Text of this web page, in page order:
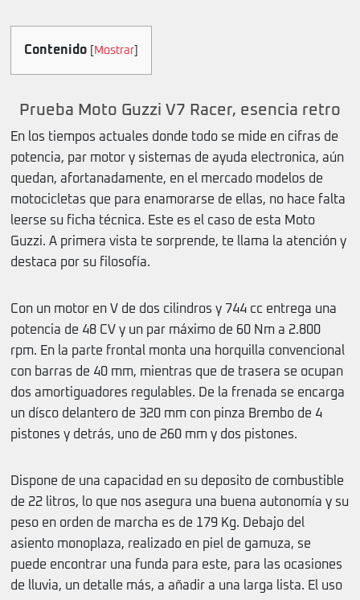
Contenido Mostrar
Prueba Moto Guzzi V7 Racer, esencia retro
En los tiempos actuales donde todo se mide en cifras de
potencia, par motor y sistemas de ayuda electronica, aún
quedan, afortanadamente, en el mercado modelos de
motocicletas que para enamorarse de ellas, no hace falta
leerse su ficha técnica. Este es el caso de esta Moto
Guzzi. A primera vista te sorprende, te llama la atención y
destaca por su filosofía.
Con un motor en V de dos cilindros y 744 cc entrega una
potencia de 48 CV y un par máximo de 60 Nm a 2.800
rpm. En la parte frontal monta una horquilla convencional
con barras de 40 mm, mientras que de trasera se ocupan
dos amortiguadores regulables. De la frenada se encarga
un dísco delantero de 320 mm con pinza Brembo de 4
pistones y detrás, uno de 260 mm y dos pistones.
Dispone de una capacidad en su deposito de combustible
de 22 litros, lo que nos asegura una buena autonomía y su
peso en orden de marcha es de 179 Kg. Debajo del
asiento monoplaza, realizado en piel de gamuza, se
puede encontrar una funda para este, para las ocasiones
de lluvia, un detalle más, a añadir a una larga lista. El uso